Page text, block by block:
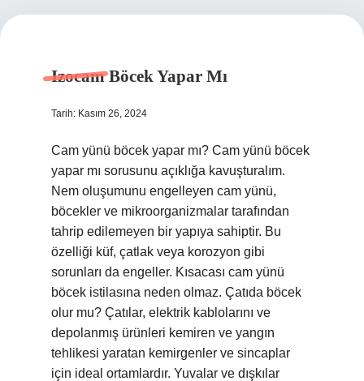
Izocam Böcek Yapar Mı
Tarih: Kasım 26, 2024
Cam yünü böcek yapar mı? Cam yünü böcek
yapar mı sorusunu açıklığa kavuşturalım.
Nem oluşumunu engelleyen cam yünü,
böcekler ve mikroorganizmalar tarafından
tahrip edilemeyen bir yapıya sahiptir. Bu
özelliği küf, çatlak veya korozyon gibi
sorunları da engeller. Kısacası cam yünü
böcek istilasına neden olmaz. Çatıda böcek
olur mu? Çatılar, elektrik kablolarını ve
depolanmış ürünleri kemiren ve yangın
tehlikesi yaratan kemirgenler ve sincaplar
için ideal ortamlardır. Yuvalar ve dışkılar